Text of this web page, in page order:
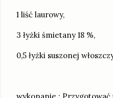
1 liść laurowy,
3 łyżki śmietany 18 %,
0,5 łyżki suszonej